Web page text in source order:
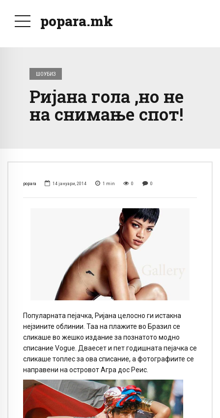
popara.mk
ШОУБИЗ
Ријана гола ,но не
на снимање спот!
popara 14 јануари, 2014 1 min 0 0
Популарната пејачка, Ријана целосно ги истакна
нејзините облинии. Таа на плажите во Бразил се
сликаше во жешко издание за познатото модно
списание Vogue. Дваесет и пет годишната пејачка се
сликаше топлес за ова списание, а фотографиите се
направени на островот Агра дос Реис.